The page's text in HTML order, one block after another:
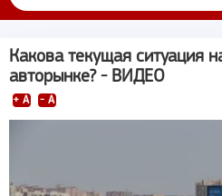
Какова текущая ситуация
авторынке? - ВИДЕО
+ A - A